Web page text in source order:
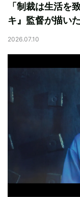
「制裁は生活を
キ』監督が描い
2026.07.10